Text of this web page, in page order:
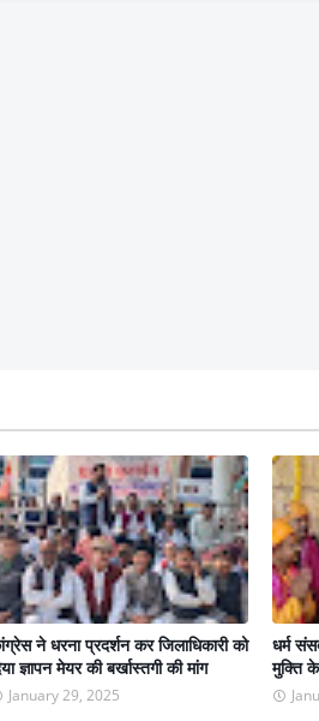
ने धरना प्रदर्शन कर जिलाधिकारी को
ज्ञापन मेयर की बर्खास्तगी की मांग
January 29, 2025
धर्म
मुक्ति